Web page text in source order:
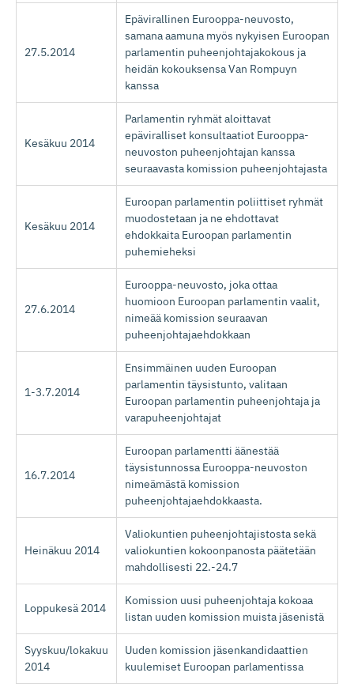
27.5.2014
Epävirallinen Eurooppa-neuvosto,
samana aamuna myös nykyisen Euroopan
parlamentin puheenjohtajakokous ja
heidän kokouksensa Van Rompuyn
kanssa
Kesäkuu 2014
Parlamentin ryhmät aloittavat
epäviralliset konsultaatiot Eurooppa-
neuvoston puheenjohtajan kanssa
seuraavasta komission puheenjohtajasta
Kesäkuu 2014
Euroopan parlamentin poliittiset ryhmät
muodostetaan ja ne ehdottavat
ehdokkaita Euroopan parlamentin
puhemieheksi
27.6.2014
Eurooppa-neuvosto, joka ottaa
huomioon Euroopan parlamentin vaalit,
nimeää komission seuraavan
puheenjohtajaehdokkaan
1-3.7.2014
Ensimmäinen uuden Euroopan
parlamentin täysistunto, valitaan
Euroopan parlamentin puheenjohtaja ja
varapuheenjohtajat
16.7.2014
Euroopan parlamentti äänestää
täysistunnossa Eurooppa-neuvoston
nimeämästä komission
puheenjohtajaehdokkaasta.
Heinäkuu 2014
Valiokuntien puheenjohtajistosta sekä
valiokuntien kokoonpanosta päätetään
mahdollisesti 22.-24.7
Loppukesä 2014
Komission uusi puheenjohtaja kokoaa
listan uuden komission muista jäsenistä
Syyskuu/lokakuu
2014
Uuden komission jäsenkandidaattien
kuulemiset Euroopan parlamentissa